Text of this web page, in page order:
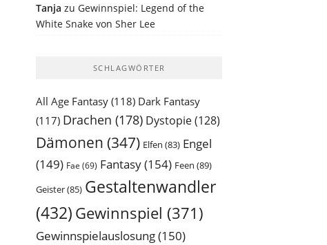
Tanja zu Gewinnspiel: Legend of the
White Snake von Sher Lee
SCHLAGWÖRTER
All Age Fantasy (118) Dark Fantasy
(117) Drachen (178) Dystopie(128)
Dämonen (347) Elfen (83) Engel
(149) Fae (69) Fantasy(154) Feen (89)
Geister(85) Gestaltenwandler
(432) Gewinnspiel (371)
Gewinnspielauslosung(150)